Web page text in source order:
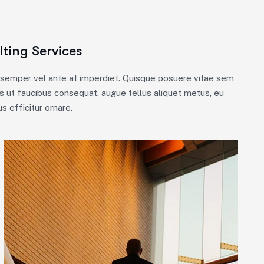
Services
vel ante at imperdiet. Quisque posuere vitae sem
ut faucibus consequat, augue tellus aliquet metus, eu
efficitur ornare.